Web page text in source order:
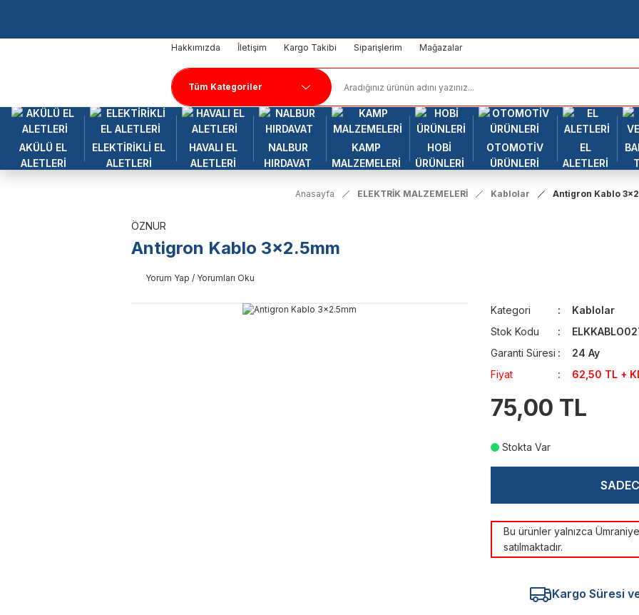
Hakkımızda İletişim Kargo Takibi Siparişlerim Mağazalar
AKÜLÜ EL
ALETLERİ
ELEKTİRİKLİ EL
ALETLERİ
HAVALI EL
ALETLERİ
NALBUR
HIRDAVAT
KAMP
MALZEMELERİ
HOBİ
ÜRÜNLERİ
OTOMOTİV
ÜRÜNLERİ
EL
ALETLERİ
Anasayfa ELEKTRİK MALZEMELERİ Kablolar Antigron Kablo
ÖZNUR
Antigron Kablo 3x2.5mm
Yorum Yap / Yorumları Oku
Kategori
Kablolar
Stok Kodu
Garanti Süresi
24 Ay
Fiyat
62,50 TL +
75,00 TL
Stokta Var
Bu ürünler yalnızca
satılmaktadır.
Kargo Süresi